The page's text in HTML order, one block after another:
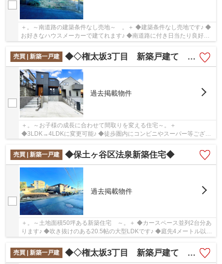
＋。～南道路の建築条件なし売地～ 。＋ ◆建築条件なし売地です♪ ◆
お好きなハウスメーカーで建てれます♪ ◆南道路に付き日当たり良好で
す♪ ◆土地面積38坪あります♪
売買 | 新築一戸建
◆◇権太坂3丁目 新築戸建て 全2棟◇◆
過去掲載物件
＋。～お子様の成長に合わせて間取りを変える住宅～。＋
◆3LDK→4LDKに変更可能♪ ◆徒歩圏内にコンビニやスーパー等ござい
売買 | 新築一戸建
◆保土ヶ谷区法泉新築住宅◆
過去掲載物件
＋。～土地面積50坪ある新築住宅 ～。＋ ◆カースペース並列2台分あ
ります♪ ◆吹き抜けのある20.5帖の大型LDKです♪ ◆庭先4メートル以上
売買 | 新築一戸建
◆◇権太坂3丁目 新築戸建て 全2棟◇◆